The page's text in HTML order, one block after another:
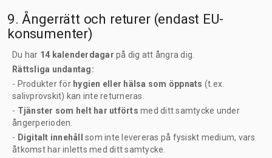
9. Ångerrätt och returer (endast EU-
konsumenter)
Du har 14 kalenderdagar på dig att ångra dig.
Rättsliga undantag:
- Produkter för hygien eller hälsa som öppnats (t.ex.
salivprovskit) kan inte returneras.
- Tjänster som helt har utförts med ditt samtycke under
ångerperioden.
- Digitalt innehåll som inte levereras på fysiskt medium, vars
åtkomst har inletts med ditt samtycke.